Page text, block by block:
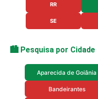
RR
SE
🏙️ Pesquisa por Cidade
Aparecida de Goiânia
Bandeirantes